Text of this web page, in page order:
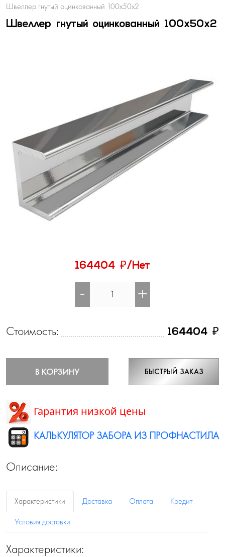
Швеллер гнутый оцинкованный 100х50х2
Швеллер гнутый оцинкованный 100х50х2
164404 ₽/Нет
- +
Стоимость: 164404 ₽
В КОРЗИНУ БЫСТРЫЙ ЗАКАЗ
Гарантия низкой цены
КАЛЬКУЛЯТОР ЗАБОРА ИЗ ПРОФНАСТИЛА
Описание:
Характеристики Доставка Оплата
Кредит
Условия доставки
Характеристики: